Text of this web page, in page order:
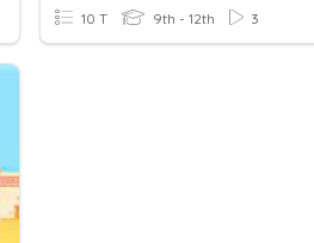
10 T 9th - 12th 3